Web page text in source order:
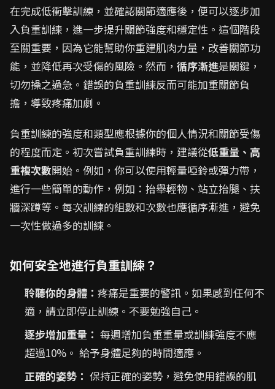
在完成低衝擊訓練，並確認關節適應後，便可以逐步加
入負重訓練，進一步提升關節強度和穩定性。這個階段
至關重要，因為它能幫助你重建肌肉力量，改善關節功
能，並降低再次受傷的風險。然而， 循序漸進是關鍵，
切勿操之過急。錯誤的負重訓練反而可能加重關節負
擔，導致疼痛加劇。
負重訓練的強度和類型應根據你的個人情況和關節受傷
的程度而定。初次嘗試負重訓練時，建議從低重量、高
重複次數開始。例如，你可以使用輕量啞鈴或彈力帶，
進行一些簡單的動作，例如：抬舉輕物、站立抬腿、扶
牆深蹲等。每次訓練的組數和次數也應循序漸進，避免
一次性做過多的訓練。
如何安全地進行負重訓練？
聆聽你的身體： 疼痛是重要的警訊。如果感到任何不
適，請立即停止訓練。不要勉強自己。
逐步增加重量： 每週增加負重重量或訓練強度不應
超過10%。 給予身體足夠的時間適應。
正確的姿勢： 保持正確的姿勢，避免使用錯誤的肌